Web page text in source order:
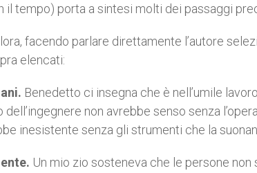
il tempo) porta a sintesi molti dei passaggi
facendo parlare direttamente l’autore
elencati:
Benedetto ci insegna che è nell’umile
non avrebbe senso senza
inesistente senza gli strumenti che la
Un mio zio sosteneva che le persone